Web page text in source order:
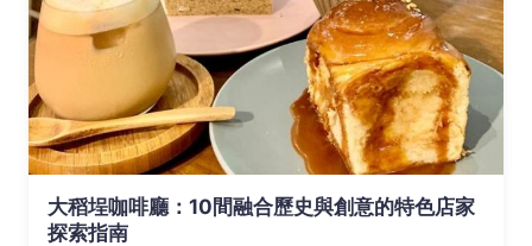
大稻埕咖啡廳：10間融合歷史與創意的特色店家
探索指南